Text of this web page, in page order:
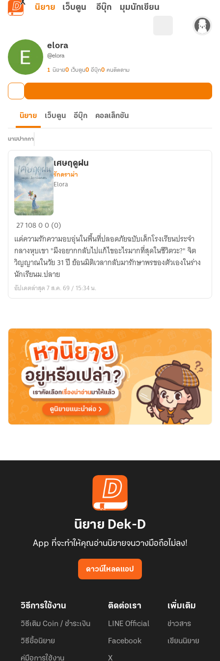
ข้ามไปยังเนื้อหาหลัก
นิยาย เว็บตูน อีบุ๊ก มุมนักเขียน
elora
@elora
1 นิยาย0 เว็บตูน0 อีบุ๊ก0 คนติดตาม
นิยาย เว็บตูน อีบุ๊ก คอลเล็กชัน
นามปากกา
เศษ
ฤดู
ฝน
เศษฤดูฝน
รักดราม่า
Elora
2710800 (0)
แด่ความรักความอบอุ่นในพื้นที่ปลอดภัยฉบับเด็กโรงเรียนประจำ
กลางหุบเขา "มึงอยากกลับไปแก้ไขอะไรมากที่สุดในชีวิตวะ?" จิต
วิญญาณในวัย 31 ปี ย้อนมิติเวลากลับมารักษาพรของตัวเองในร่าง
นักเรียนม.ปลาย
อัปเดตล่าสุด 7 ส.ค. 69 / 15:34 น.
นิยาย Dek-D
App ที่จะทำให้คุณอ่านนิยายจนวางมือถือไม่ลง!
ดาวน์โหลดแอป
วิธีการใช้งาน
วิธีเติม Coin / ชำระเงิน
วิธีซื้อนิยาย
คู่มือการใช้งาน
ติดต่อเรา
LINE Official
Facebook
X
เพิ่มเติม
ข่าวสาร
เขียนนิยาย